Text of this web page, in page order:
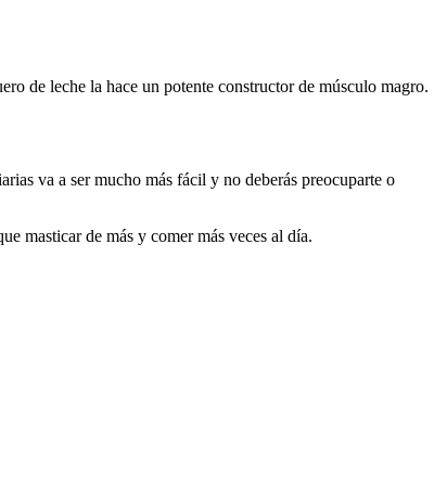
de leche la hace un potente constructor de músculo magro.
va a ser mucho más fácil y no deberás preocuparte o
masticar de más y comer más veces al día.